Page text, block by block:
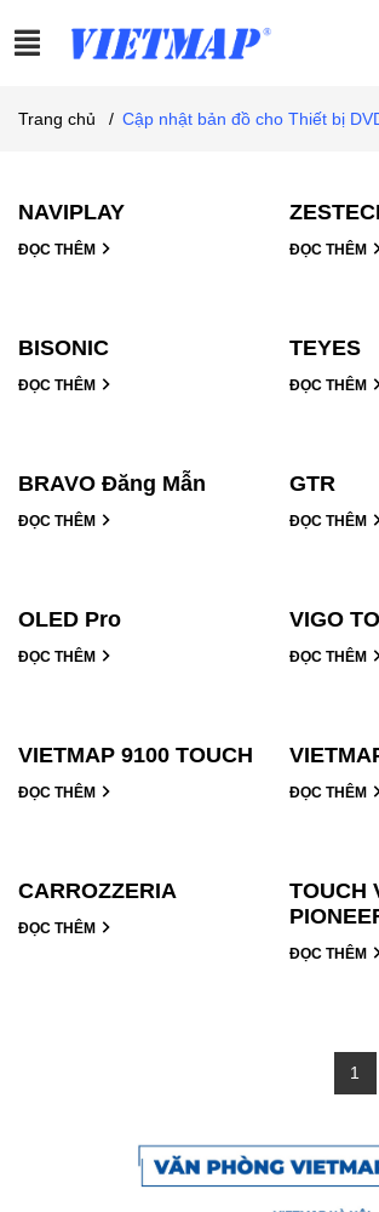
Trang chủ / Cập nhật bản đồ cho Thiết bị
NAVIPLAY
ĐỌC THÊM ĐỌC THÊM
BISONIC
ĐỌC THÊM
TEYES
ĐỌC THÊM
BRAVO Đăng Mẫn
ĐỌC THÊM
GTR
ĐỌC THÊM
OLED Pro
ĐỌC THÊM
VIGO
ĐỌC THÊM
VIETMAP 9100 TOUCH
ĐỌC THÊM ĐỌC THÊM
CARROZZERIA
ĐỌC THÊM
TOUCH
ĐỌC THÊM
1